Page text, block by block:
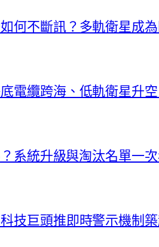
何不斷訊？多軌衛星成
電纜跨海、低軌衛星升
系統升級與淘汰名單一
技巨頭推即時警示機制